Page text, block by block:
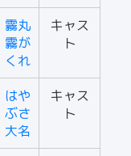
霧丸
霧が
くれ
キャス
ト
はや
ぶさ
大名
キャス
ト